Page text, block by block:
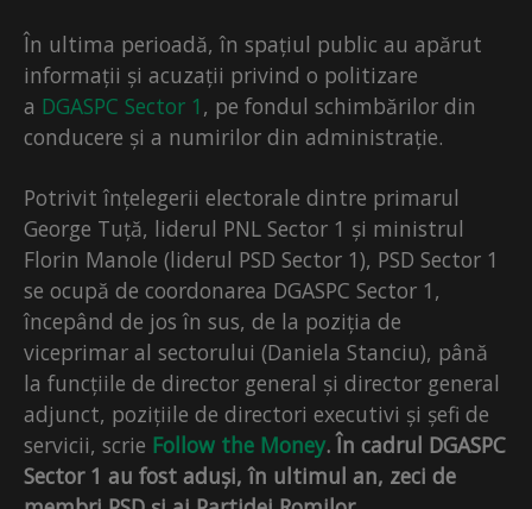
În ultima perioadă, în spațiul public au apărut
informații și acuzații privind o politizare
a DGASPC Sector 1 , pe fondul schimbărilor din
conducere și a numirilor din administrație.
Potrivit înțelegerii electorale dintre primarul
George Tuță, liderul PNL Sector 1 și ministrul
Florin Manole (liderul PSD Sector 1), PSD Sector 1
se ocupă de coordonarea DGASPC Sector 1,
începând de jos în sus, de la poziția de
viceprimar al sectorului (Daniela Stanciu), până
la funcțiile de director general și director general
adjunct, pozițiile de directori executivi și șefi de
servicii, scrie Follow the Money. În cadrul DGASPC
Sector 1 au fost aduși, în ultimul an, zeci de